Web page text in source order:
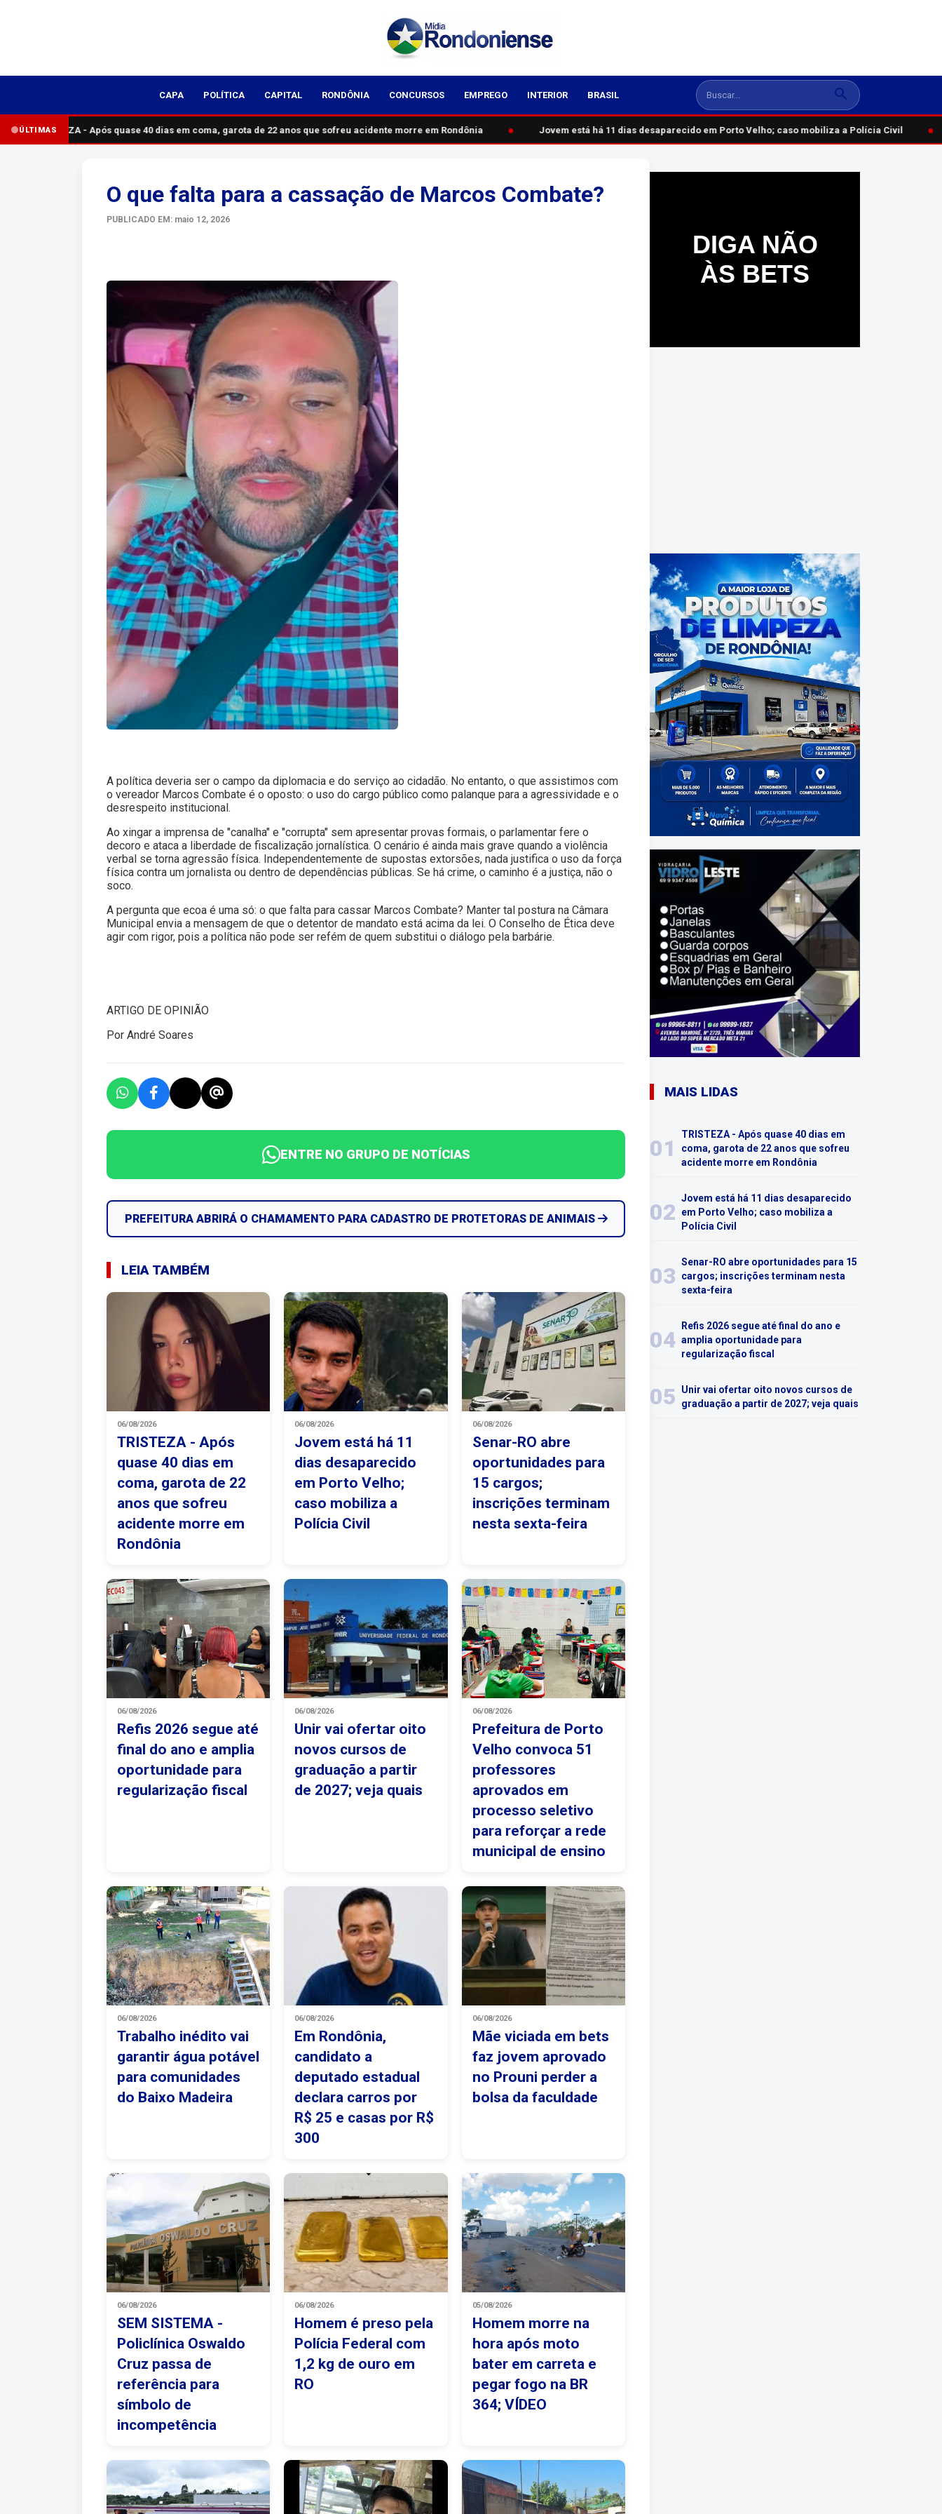
CAPA POLÍTICA CAPITAL RONDÔNIA CONCURSOS EMPREGO INTERIOR BRASIL
ÚLTIMAS
TRISTEZA - Após quase 40 dias em coma, garota de 22 anos que sofreu acidente morre em Rondônia Jovem está há 11 dias desaparecido em Porto Velho; caso mobiliza a Polícia Civil
O que falta para a cassação de Marcos Combate?
PUBLICADO EM: maio 12, 2026
A política deveria ser o campo da diplomacia e do serviço ao cidadão. No entanto, o que assistimos com
o vereador Marcos Combate é o oposto: o uso do cargo público como palanque para a agressividade e o
desrespeito institucional.
Ao xingar a imprensa de "canalha" e "corrupta" sem apresentar provas formais, o parlamentar fere o
decoro e ataca a liberdade de fiscalização jornalística. O cenário é ainda mais grave quando a violência
verbal se torna agressão física. Independentemente de supostas extorsões, nada justifica o uso da força
física contra um jornalista ou dentro de dependências públicas. Se há crime, o caminho é a justiça, não o
soco.
A pergunta que ecoa é uma só: o que falta para cassar Marcos Combate? Manter tal postura na Câmara
Municipal envia a mensagem de que o detentor de mandato está acima da lei. O Conselho de Ética deve
agir com rigor, pois a política não pode ser refém de quem substitui o diálogo pela barbárie.
ARTIGO DE OPINIÃO
Por André Soares
ENTRE NO GRUPO DE NOTÍCIAS
PREFEITURA ABRIRÁ O CHAMAMENTO PARA CADASTRO DE PROTETORAS DE ANIMAIS
LEIA TAMBÉM
06/08/2026
TRISTEZA - Após
quase 40 dias em
coma, garota de 22
anos que sofreu
acidente morre em
Rondônia
06/08/2026
Jovem está há 11
dias desaparecido
em Porto Velho;
caso mobiliza a
Polícia Civil
06/08/2026
Senar-RO abre
oportunidades para
15 cargos;
inscrições terminam
nesta sexta-feira
06/08/2026
Refis 2026 segue até
final do ano e amplia
oportunidade para
regularização fiscal
06/08/2026
Unir vai ofertar oito
novos cursos de
graduação a partir
de 2027; veja quais
06/08/2026
Prefeitura de Porto
Velho convoca 51
professores
aprovados em
processo seletivo
para reforçar a rede
municipal de ensino
06/08/2026
Trabalho inédito vai
garantir água potável
para comunidades
do Baixo Madeira
06/08/2026
Em Rondônia,
candidato a
deputado estadual
declara carros por
R$ 25 e casas por R$
300
06/08/2026
Mãe viciada em bets
faz jovem aprovado
no Prouni perder a
bolsa da faculdade
06/08/2026
SEM SISTEMA -
Policlínica Oswaldo
Cruz passa de
referência para
símbolo de
incompetência
06/08/2026
Homem é preso pela
Polícia Federal com
1,2 kg de ouro em
RO
05/08/2026
Homem morre na
hora após moto
bater em carreta e
pegar fogo na BR
364; VÍDEO
DIGA NÃO
ÀS BETS
MAIS LIDAS
01
TRISTEZA - Após quase 40 dias em
coma, garota de 22 anos que sofreu
acidente morre em Rondônia
02
Jovem está há 11 dias desaparecido
em Porto Velho; caso mobiliza a
Polícia Civil
03
Senar-RO abre oportunidades para 15
cargos; inscrições terminam nesta
sexta-feira
04
Refis 2026 segue até final do ano e
amplia oportunidade para
regularização fiscal
05
Unir vai ofertar oito novos cursos de
graduação a partir de 2027; veja quais